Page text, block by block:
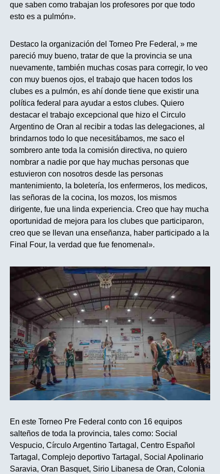
que saben como trabajan los profesores por que todo
esto es a pulmón».
Destaco la organización del Torneo Pre Federal, » me
pareció muy bueno, tratar de que la provincia se una
nuevamente, también muchas cosas para corregir, lo veo
con muy buenos ojos, el trabajo que hacen todos los
clubes es a pulmón, es ahí donde tiene que existir una
política federal para ayudar a estos clubes. Quiero
destacar el trabajo excepcional que hizo el Circulo
Argentino de Oran al recibir a todas las delegaciones, al
brindarnos todo lo que necesitábamos, me saco el
sombrero ante toda la comisión directiva, no quiero
nombrar a nadie por que hay muchas personas que
estuvieron con nosotros desde las personas
mantenimiento, la boletería, los enfermeros, los medicos,
las señoras de la cocina, los mozos, los mismos
dirigente, fue una linda experiencia. Creo que hay mucha
oportunidad de mejora para los clubes que participaron,
creo que se llevan una enseñanza, haber participado a la
Final Four, la verdad que fue fenomenal».
En este Torneo Pre Federal conto con 16 equipos
salteños de toda la provincia, tales como: Social
Vespucio, Círculo Argentino Tartagal, Centro Español
Tartagal, Complejo deportivo Tartagal, Social Apolinario
Saravia, Oran Basquet, Sirio Libanesa de Oran, Colonia